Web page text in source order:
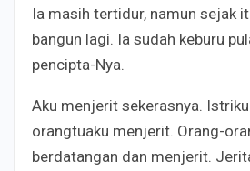
Ia masih tertidur, namun sejak
bangun lagi. Ia sudah keburu
pencipta-Nya.
Aku menjerit sekerasnya.
orangtuaku menjerit. Orang-
berdatangan dan menjerit.